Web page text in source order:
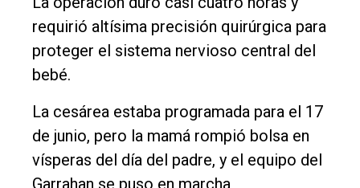
requirió altísima precisión quirúrgica para
proteger el sistema nervioso central del
bebé.
La cesárea estaba programada para el 17
de junio, pero la mamá rompió bolsa en
vísperas del día del padre, y el equipo del
Garrahan se puso en marcha